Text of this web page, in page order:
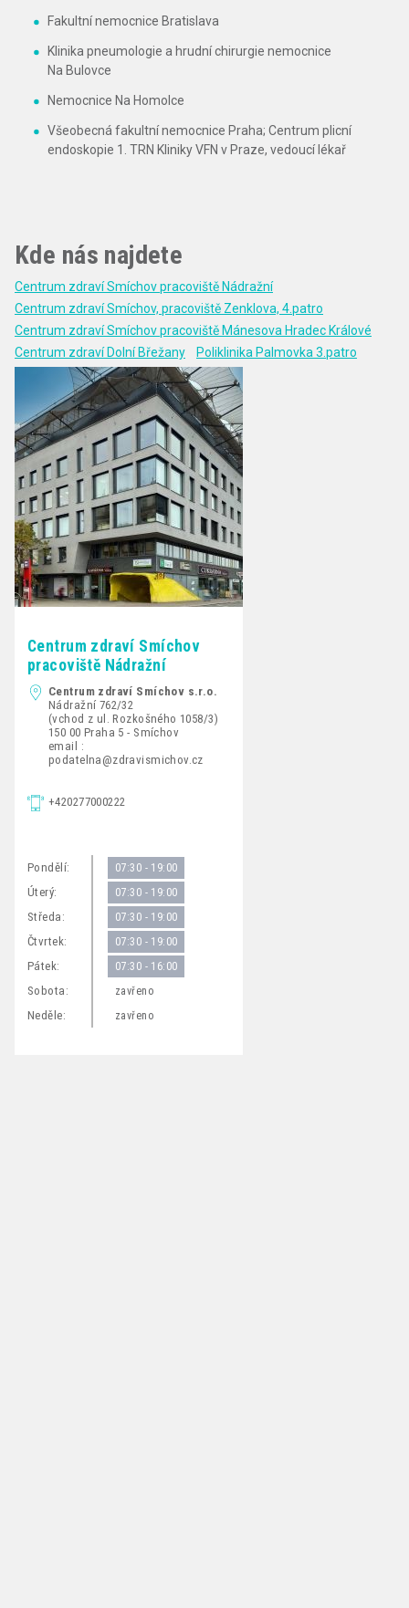
Fakultní nemocnice Bratislava
Klinika pneumologie a hrudní chirurgie nemocnice
Na Bulovce
Nemocnice Na Homolce
Všeobecná fakultní nemocnice Praha; Centrum plicní
endoskopie 1. TRN Kliniky VFN v Praze, vedoucí lékař
Kde nás najdete
Centrum zdraví Smíchov pracoviště Nádražní
Centrum zdraví Smíchov, pracoviště Zenklova, 4.patro
Centrum zdraví Smíchov pracoviště Mánesova Hradec Králové
Centrum zdraví Dolní Břežany
Poliklinika Palmovka 3.patro
Centrum zdraví Smíchov
pracoviště Nádražní
Centrum zdraví Smíchov s.r.o.
Nádražní 762/32
(vchod z ul. Rozkošného 1058/3)
150 00 Praha 5 - Smíchov
email :
podatelna@zdravismichov.cz
+420277000222
Pondělí: 07:30 - 19:00
Úterý: 07:30 - 19:00
Středa: 07:30 - 19:00
Čtvrtek: 07:30 - 19:00
Pátek: 07:30 - 16:00
Sobota: zavřeno
Neděle: zavřeno